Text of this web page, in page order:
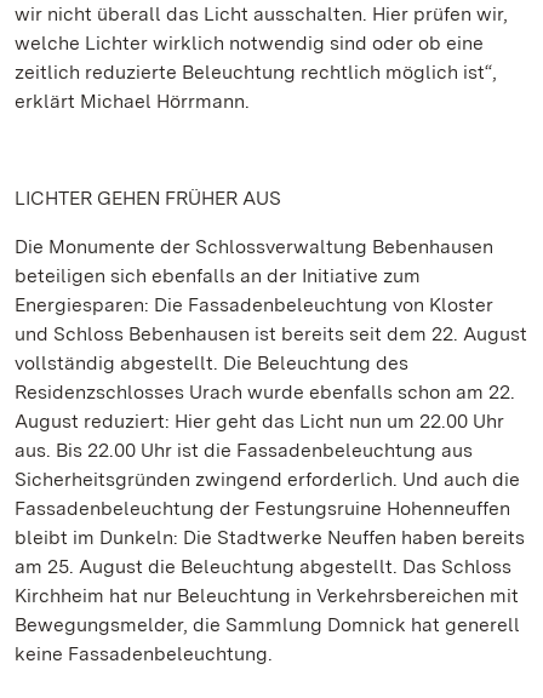
wir nicht überall das Licht ausschalten. Hier prüfen wir,
welche Lichter wirklich notwendig sind oder ob eine
zeitlich reduzierte Beleuchtung rechtlich möglich ist“,
erklärt Michael Hörrmann.
LICHTER GEHEN FRÜHER AUS
Die Monumente der Schlossverwaltung Bebenhausen
beteiligen sich ebenfalls an der Initiative zum
Energiesparen: Die Fassadenbeleuchtung von Kloster
und Schloss Bebenhausen ist bereits seit dem 22. August
vollständig abgestellt. Die Beleuchtung des
Residenzschlosses Urach wurde ebenfalls schon am 22.
August reduziert: Hier geht das Licht nun um 22.00 Uhr
aus. Bis 22.00 Uhr ist die Fassadenbeleuchtung aus
Sicherheitsgründen zwingend erforderlich. Und auch die
Fassadenbeleuchtung der Festungsruine Hohenneuffen
bleibt im Dunkeln: Die Stadtwerke Neuffen haben bereits
am 25. August die Beleuchtung abgestellt. Das Schloss
Kirchheim hat nur Beleuchtung in Verkehrsbereichen mit
Bewegungsmelder, die Sammlung Domnick hat generell
keine Fassadenbeleuchtung.